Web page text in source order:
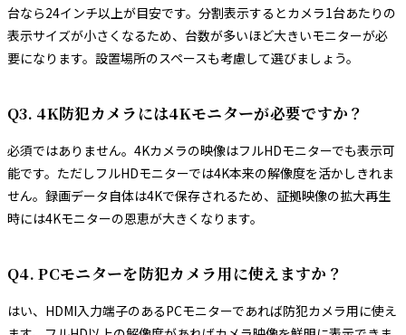
台なら24インチ以上が目安です。分割表示するとカメラ1台あたりの
表示サイズが小さくなるため、台数が多いほど大きいモニターが必
要になります。設置場所のスペースも考慮して選びましょう。
Q3. 4K防犯カメラには4Kモニターが必要ですか？
必須ではありません。4Kカメラの映像はフルHDモニターでも表示可
能です。ただしフルHDモニターでは4K本来の解像度を活かしきれま
せん。録画データ自体は4Kで保存されるため、証拠映像の拡大再生
時には4Kモニターの恩恵が大きくなります。
Q4. PCモニターを防犯カメラ用に使えますか？
はい、HDMI入力端子のあるPCモニターであれば防犯カメラ用に使え